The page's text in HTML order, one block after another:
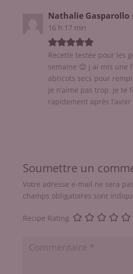
Nathalie Gasparollo
16 h 17 min
Recette testée pour les
semaine 😊 j ai mis une
abricots secs pour
je n’aime pas trop. Je
rapidement après l’avoir
Soumettre un
Votre adresse e-mail ne sera
champs obligatoires sont
Recipe Rating